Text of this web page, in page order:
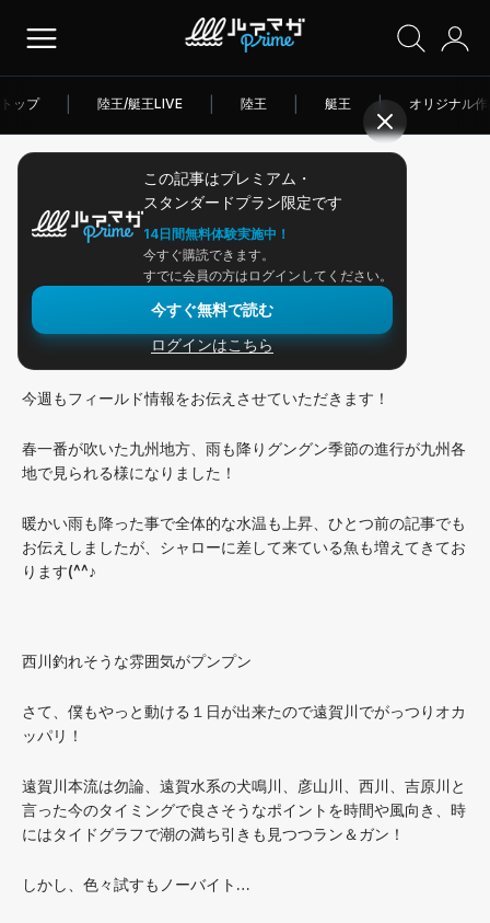
トップ 陸王/艇王LIVE 陸王 艇王 | オリジナル
この記事はプレミアム・
スタンダードプラン限定です
14日間無料体験実施中！
今すぐ購読できます。
すでに会員の方はログインしてください。
今すぐ無料で読む
ログインはこちら
アングラー連載
クエスト160: 遂に初バス！
こんにちは、山口諒也です
今週もフィールド情報をお伝えさせていただきます！
春一番が吹いた九州地方、雨も降りグングン季節の進行が九州各
地で見られる様になりました！
暖かい雨も降った事で全体的な水温も上昇、ひとつ前の記事でも
お伝えしましたが、シャローに差して来ている魚も増えてきてお
ります(^^♪
西川釣れそうな雰囲気がプンプン
さて、僕もやっと動ける１日が出来たので遠賀川でがっつりオカ
ッパリ！
遠賀川本流は勿論、遠賀水系の犬鳴川、彦山川、西川、吉原川と
言った今のタイミングで良さそうなポイントを時間や風向き、時
にはタイドグラフで潮の満ち引きも見つつラン＆ガン！
しかし、色々試すもノーバイト…